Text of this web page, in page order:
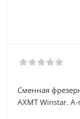
Сменная
AXMT Winstar.